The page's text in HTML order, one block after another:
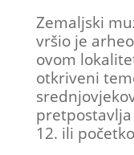
Zemaljski
vršio je
ovom
otkriveni
12. ili